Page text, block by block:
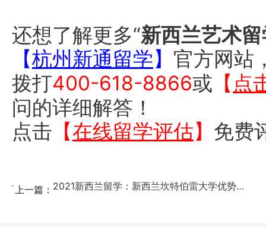
还想了解更多“新西兰艺术
【杭州新通留学】 官方网站
拨打400-618-8866或 【 点
问的详细解答！
点击 【在线留学评估】 免费
上一篇： 2021新西兰留学：新西兰坎特伯雷大学优势及申请条件...